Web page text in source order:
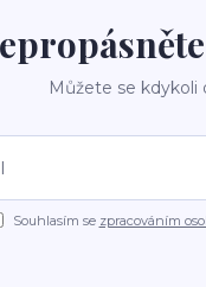
Můžete se kdykoli
Souhlasím se zpracováním